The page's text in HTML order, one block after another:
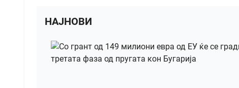
НАЈНОВИ